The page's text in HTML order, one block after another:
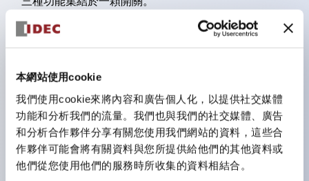
本網站使用cookie
我們使用cookie來將內容和廣告個人化，以提供社交媒體
功能和分析我們的流量。我們也與我們的社交媒體、廣告
和分析合作夥伴分享有關您使用我們網站的資料，這些合
作夥伴可能會將有關資料與您所提供給他們的其他資料或
他們從您使用他們的服務時所收集的資料相結合。
完整支援全球各地需求的多種電壓規格。
顏色。
支援色彩通用設計（CUD）：可清楚辨識正方平頭形指
示燈的亮燈/熄燈狀態，以及點燈時的顏色識別。
符合 ISO 3864-4 安全色規範：在危險或緊急狀況下，
顏色表現更明確鮮明，便於更多人識別。